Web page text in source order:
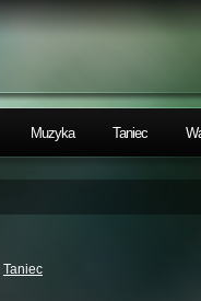
Muzyka Taniec
Taniec